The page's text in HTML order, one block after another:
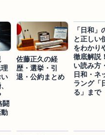
闘
佐藤正久の経
歴・選挙・引
退・公約まとめ
「日和」
と正しい
をわかり
徹底解説
い読み方
日和・ネ
ラング「
る」まで